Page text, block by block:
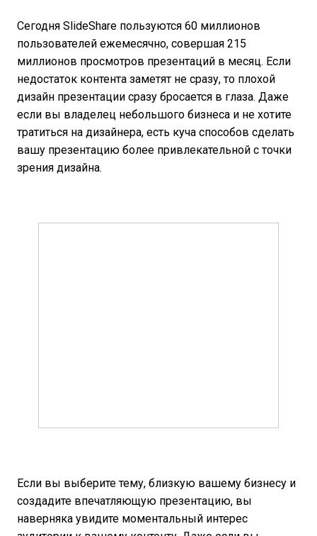
Сегодня SlideShare пользуются 60 миллионов
пользователей ежемесячно, совершая 215
миллионов просмотров презентаций в месяц. Если
недостаток контента заметят не сразу, то плохой
дизайн презентации сразу бросается в глаза. Даже
если вы владелец небольшого бизнеса и не хотите
тратиться на дизайнера, есть куча способов сделать
вашу презентацию более привлекательной с точки
зрения дизайна.
Если вы выберите тему, близкую вашему бизнесу и
создадите впечатляющую презентацию, вы
наверняка увидите моментальный интерес